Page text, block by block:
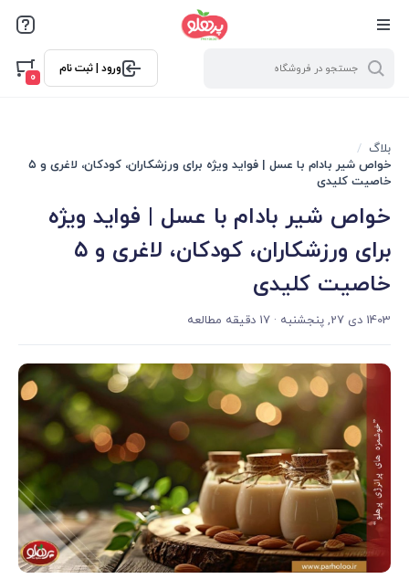
@media screen and (max-width: 500px) { .w-ch{bottom: 125px
!important; left:5px !important;} }
ورود | ثبت نام
0
بلاگ
خواص شیر بادام با عسل | فواید ویژه برای ورزشکاران، کودکان، لاغری و ۵
خاصیت کلیدی
خواص شیر بادام با عسل | فواید ویژه
برای ورزشکاران، کودکان، لاغری و ۵
خاصیت کلیدی
1403 دی 27, پنجشنبه · 17 دقیقه مطالعه